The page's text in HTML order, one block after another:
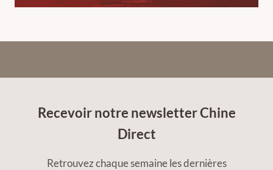
Recevoir notre newsletter Chine
Direct
Retrouvez chaque semaine les dernières